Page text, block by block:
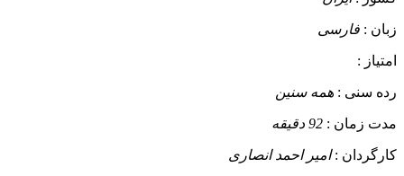
زبان : فارسی
امتیاز :
رده سنی : همه سنین
مدت زمان : 92 دقیقه
کارگردان :امیر احمد انصاری